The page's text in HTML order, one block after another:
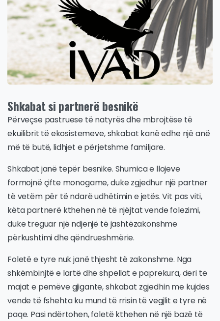
Shkabat si partnerë besnikë
Përveçse pastruese të natyrës dhe mbrojtëse të
ekuilibrit të ekosistemeve, shkabat kanë edhe një anë
më të butë, lidhjet e përjetshme familjare.
Shkabat janë tepër besnike. Shumica e llojeve
formojnë çifte monogame, duke zgjedhur një partner
të vetëm për të ndarë udhëtimin e jetës. Vit pas viti,
këta partnerë kthehen në të njëjtat vende folezimi,
duke treguar një ndjenjë të jashtëzakonshme
përkushtimi dhe qëndrueshmërie.
Foletë e tyre nuk janë thjesht të zakonshme. Nga
shkëmbinjtë e lartë dhe shpellat e paprekura, deri te
majat e pemëve gjigante, shkabat zgjedhin me kujdes
vende të fshehta ku mund të rrisin të vegjlit e tyre në
paqe. Pasi ndërtohen, foletë kthehen në një bazë të